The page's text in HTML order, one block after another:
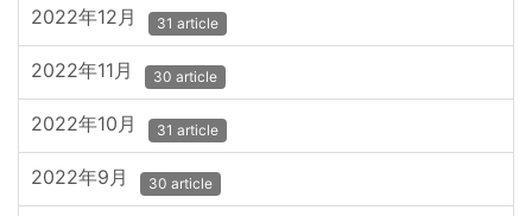
2022年12月 31 article
2022年11月 30 article
2022年10月 31 article
2022年9月 30 article